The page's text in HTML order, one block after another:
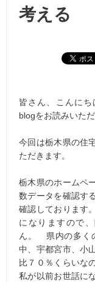
考える
皆さん、こんに
blogをお読みいた
今回は栃木県の住
ただきます。
栃木県のホームペ
数データを確認す
確認しております
になりますので
ん。 県内の多く
中、宇都宮市、小
比７０％くらいな
私が以前お世話に